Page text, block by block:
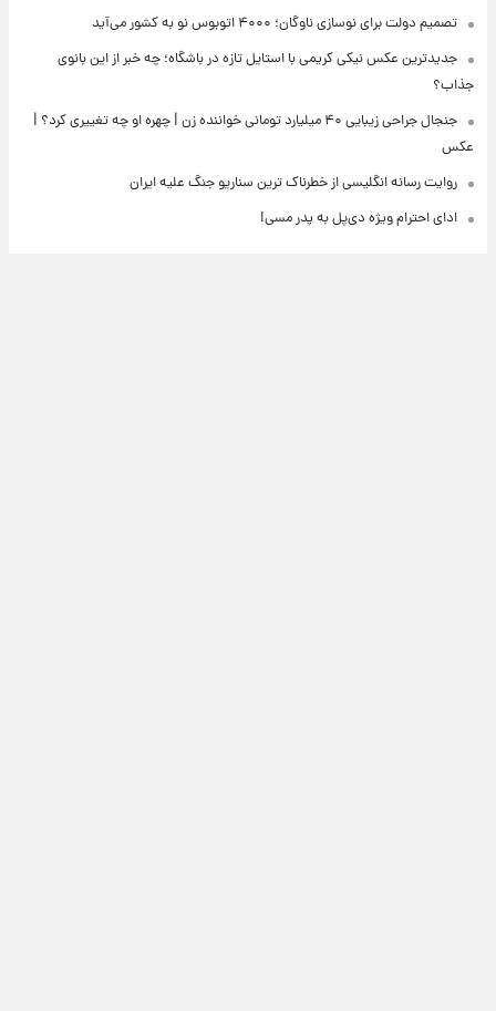
تصمیم دولت برای نوسازی ناوگان؛ ۴۰۰۰ اتوبوس نو به کشور می‌آید
جدیدترین عکس نیکی کریمی با استایل تازه در باشگاه؛ چه خبر از این بانوی
جذاب؟
جنجال جراحی زیبایی ۴۰ میلیارد تومانی خواننده زن | چهره او چه تغییری کرد؟ |
عکس
روایت رسانه انگلیسی از خطرناک ترین سناریو جنگ علیه ایران
ادای احترام ویژه دی‌پل به پدر مسی!